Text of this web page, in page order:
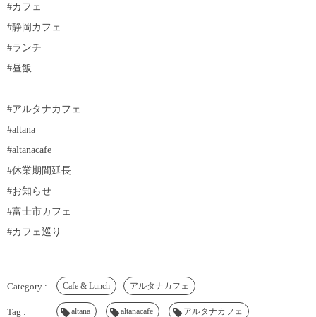
#カフェ
#静岡カフェ
#ランチ
#昼飯
#アルタナカフェ
#altana
#altanacafe
#休業期間延長
#お知らせ
#富士市カフェ
#カフェ巡り
Cafe & Lunch アルタナカフェ
altana altanacafe アルタナカフェ